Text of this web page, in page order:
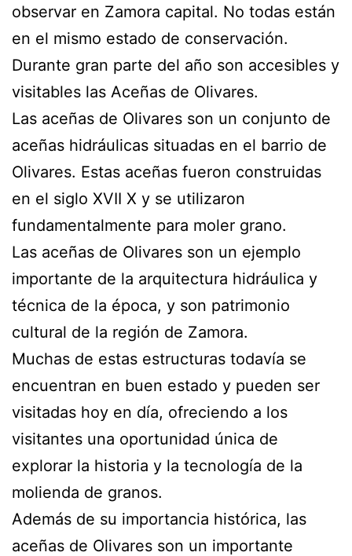
observar en Zamora capital. No todas están
en el mismo estado de conservación.
Durante gran parte del año son accesibles y
visitables las Aceñas de Olivares.
Las aceñas de Olivares son un conjunto de
aceñas hidráulicas situadas en el barrio de
Olivares. Estas aceñas fueron construidas
en el siglo XVII X y se utilizaron
fundamentalmente para moler grano.
Las aceñas de Olivares son un ejemplo
importante de la arquitectura hidráulica y
técnica de la época, y son patrimonio
cultural de la región de Zamora.
Muchas de estas estructuras todavía se
encuentran en buen estado y pueden ser
visitadas hoy en día, ofreciendo a los
visitantes una oportunidad única de
explorar la historia y la tecnología de la
molienda de granos.
Además de su importancia histórica, las
aceñas de Olivares son un importante